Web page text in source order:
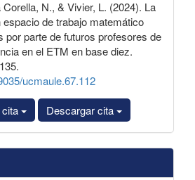
N., & Vivier, L. (2024). La
de trabajo matemático
por parte de futuros profesores de
en el ETM en base diez.
ucmaule.67.112
Descargar cita